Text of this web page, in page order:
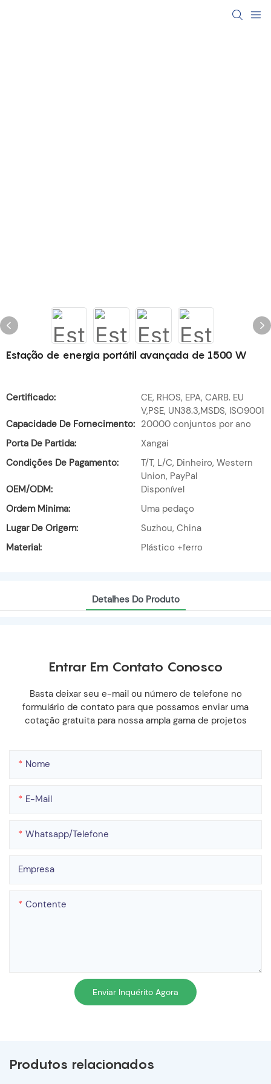
Estação de energia portátil avançada de 1500 W
Certificado:
CE, RHOS, EPA, CARB. EU
V,PSE, UN38.3,MSDS, ISO9001
Capacidade De Fornecimento: 20000 conjuntos por ano
Porta De Partida:
Xangai
Condições De Pagamento:
T/T, L/C, Dinheiro, Western
Union, PayPal
OEM/ODM:
Disponível
Ordem Minima:
Uma pedaço
Lugar De Origem:
Suzhou, China
Material:
Plástico +ferro
Detalhes Do Produto
Entrar Em Contato Conosco
Basta deixar seu e-mail ou número de telefone no
formulário de contato para que possamos enviar uma
cotação gratuita para nossa ampla gama de projetos
Nome
E-Mail
Whatsapp/telefone
Empresa
Contente
Enviar Inquérito Agora
Produtos relacionados